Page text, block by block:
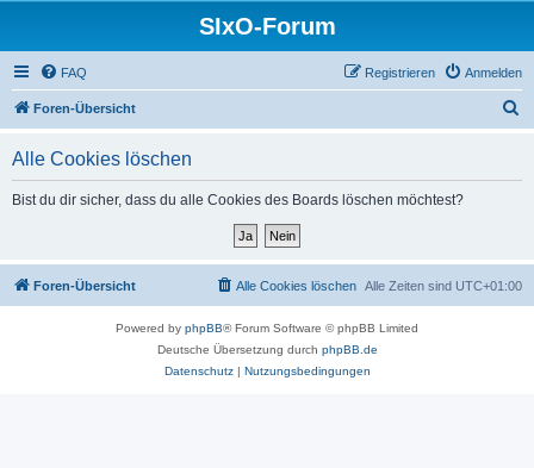
SIxO-Forum
FAQ Anmelden
Registrieren
Foren-Übersicht
Alle Cookies löschen
Bist du dir sicher, dass du alle Cookies des Boards löschen möchtest?
Foren-Übersicht Alle Zeiten sind UTC+01:00
Alle Cookies löschen
Powered by phpBB® Forum Software © phpBB Limited
Deutsche Übersetzung durch phpBB.de
Datenschutz| Nutzungsbedingungen